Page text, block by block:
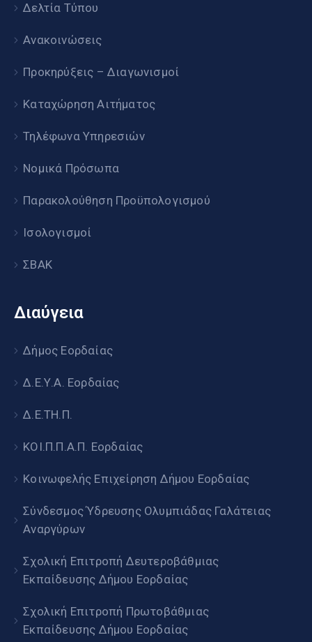
Δελτία Τύπου
Ανακοινώσεις
Προκηρύξεις – Διαγωνισμοί
Καταχώρηση Αιτήματος
Τηλέφωνα Υπηρεσιών
Νομικά Πρόσωπα
Παρακολούθηση Προϋπολογισμού
Ισολογισμοί
ΣΒΑΚ
Διαύγεια
Δήμος Εορδαίας
Δ.Ε.Υ.Α. Εορδαίας
Δ.Ε.ΤΗ.Π.
ΚΟΙ.Π.Π.Α.Π. Εορδαίας
Κοινωφελής Επιχείρηση Δήμου Εορδαίας
Σύνδεσμος Ύδρευσης Ολυμπιάδας Γαλάτειας
Αναργύρων
Σχολική Επιτροπή Δευτεροβάθμιας
Εκπαίδευσης Δήμου Εορδαίας
Σχολική Επιτροπή Πρωτοβάθμιας
Εκπαίδευσης Δήμου Εορδαίας